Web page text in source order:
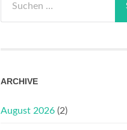
nach:
ARCHIVE
August 2026 (2)